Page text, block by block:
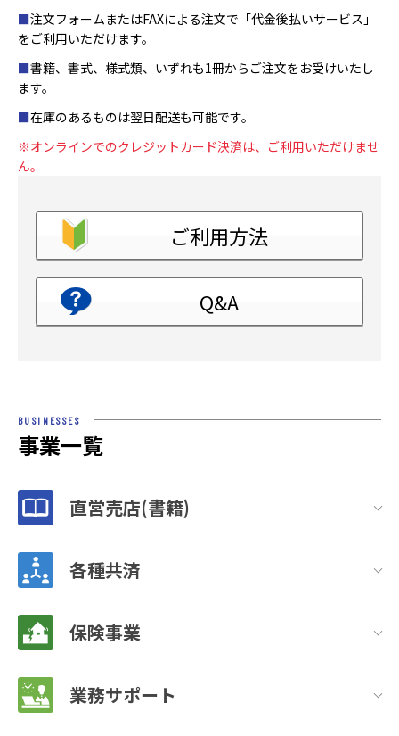
■注文フォームまたはFAXによる注文で「代金後払いサービス」
をご利用いただけます。
■書籍、書式、様式類、いずれも1冊からご注文をお受けいたし
ます。
■在庫のあるものは翌日配送も可能です。
※オンラインでのクレジットカード決済は、ご利用いただけませ
ん。
ご利用方法
Q&A
BUSINESSES
事業一覧
直営売店(書籍)
各種共済
保険事業
業務サポート